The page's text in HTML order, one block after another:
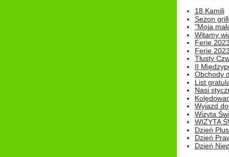
18 Kamili
Sezon
"Moja
Witamy
Ferie
Ferie
Tłusty
II
Obchody
List
Nasi
Wyjazd
Wizyta
WIZYTA
Dzień
Dzień
Dzień